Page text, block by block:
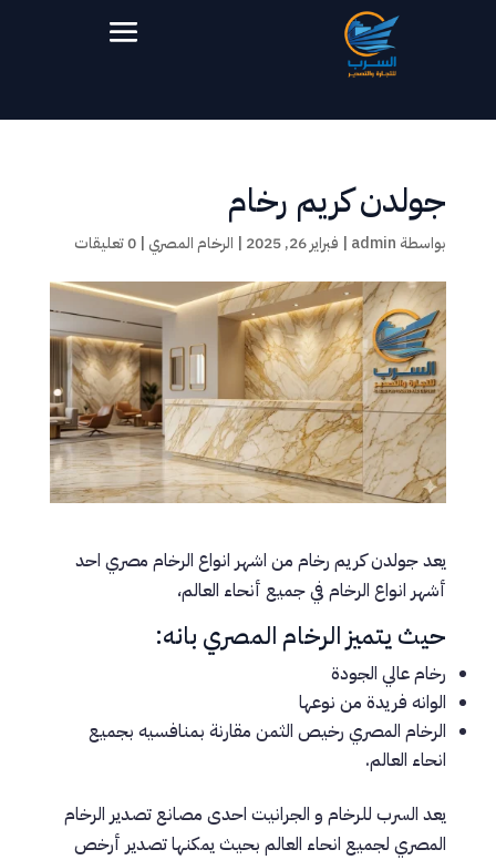
جولدن كريم رخام
بواسطة admin
| فبراير 26, 2025 | الرخام المصري | 0 تعليقات
يعد جولدن كريم رخام من اشهر انواع الرخام مصري احد
أشهر انواع الرخام في جميع أنحاء العالم،
حيث يتميز الرخام المصري بانه:
رخام عالي الجودة
الوانه فريدة من نوعها
الرخام المصري رخيص الثمن مقارنة بمنافسيه بجميع
انحاء العالم.
يعد السرب للرخام و الجرانيت احدى مصانع تصدير الرخام
المصري لجميع انحاء العالم بحيث يمكنها تصدير أرخص